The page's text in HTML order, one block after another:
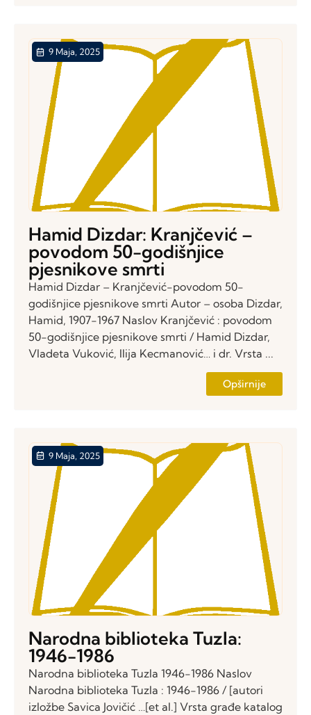
9 Maja, 2025
Hamid Dizdar: Kranjčević –
povodom 50-godišnjice
pjesnikove smrti
Hamid Dizdar – Kranjčević-povodom 50-
godišnjice pjesnikove smrti Autor – osoba Dizdar,
Hamid, 1907-1967 Naslov Kranjčević : povodom
50-godišnjice pjesnikove smrti / Hamid Dizdar,
Vladeta Vuković, Ilija Kecmanović… i dr. Vrsta ...
Opširnije
9 Maja, 2025
Narodna biblioteka Tuzla:
1946-1986
Narodna biblioteka Tuzla 1946-1986 Naslov
Narodna biblioteka Tuzla : 1946-1986 / [autori
izložbe Savica Jovičić …[et al.] Vrsta građe katalog